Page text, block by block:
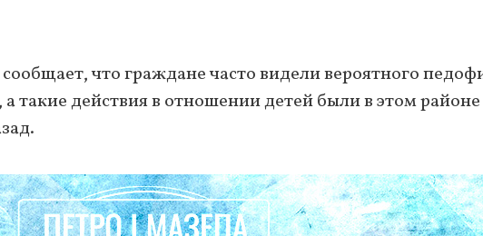
сообщает, что граждане часто видели вероятного
такие действия в отношении детей были в этом районе